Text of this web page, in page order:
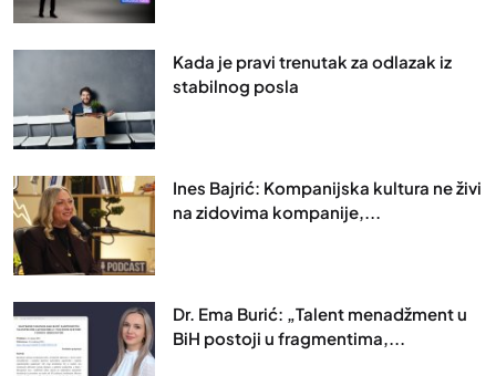
Kada je pravi trenutak za odlazak iz
stabilnog posla
Ines Bajrić: Kompanijska kultura ne živi
na zidovima kompanije,...
Dr. Ema Burić: „Talent menadžment u
BiH postoji u fragmentima,...